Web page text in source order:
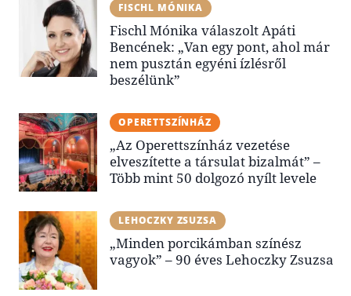
FISCHL MÓNIKA
Fischl Mónika válaszolt Apáti
Bencének: „Van egy pont, ahol már
nem pusztán egyéni ízlésről
beszélünk”
OPERETTSZÍNHÁZ
„Az Operettszínház vezetése
elveszítette a társulat bizalmát” –
Több mint 50 dolgozó nyílt levele
LEHOCZKY ZSUZSA
„Minden porcikámban színész
vagyok” – 90 éves Lehoczky Zsuzsa